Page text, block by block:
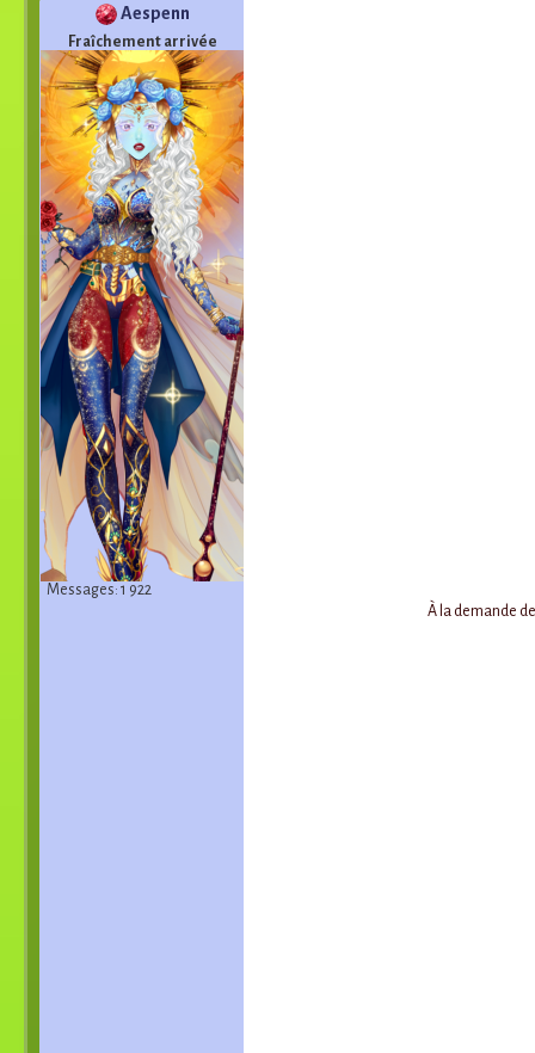
Aespenn
Fraîchement arrivée
Messages: 1 922
À la demande